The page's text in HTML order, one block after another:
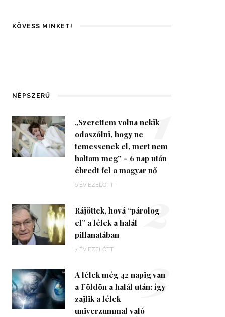
KÖVESS MINKET!
NÉPSZERŰ
„Szerettem volna nekik
odaszólni, hogy ne
temessenek el, mert nem
haltam meg” – 6 nap után
ébredt fel a magyar nő
6 ÉV EZELŐTT
1
Rájöttek, hová “párolog
el” a lélek a halál
pillanatában
7 ÉV EZELŐTT
2
A lélek még 42 napig van
a Földön a halál után: így
zajlik a lélek
univerzummal való
3